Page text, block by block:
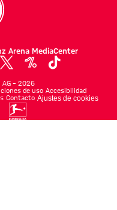
Arena MediaCenter
– 2026
de uso Accesibilidad
Contacto Ajustes de cookies